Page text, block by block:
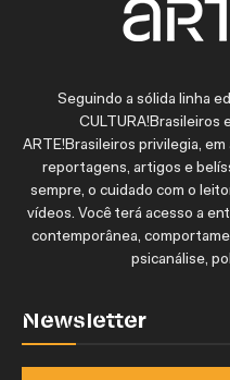
Seguindo a sólida linha
CULTURA!Brasileiros
ARTE!Brasileiros privilegia,
reportagens, artigos e
sempre, o cuidado com o
vídeos. Você terá acesso a
contemporânea,
psicanálise,
Newsletter